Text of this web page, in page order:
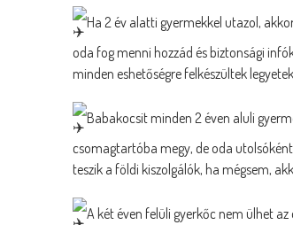
Ha 2 év alatti gyermekkel utazol,
oda fog menni hozzád és biztonsági
minden eshetőségre felkészültek legyetek.
Babakocsit minden 2 éven aluli
csomagtartóba megy, de oda
teszik a földi kiszolgálók, ha mégsem,
A két éven felüli gyerkőc nem ülhet